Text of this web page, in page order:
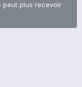
peut plus recevoir